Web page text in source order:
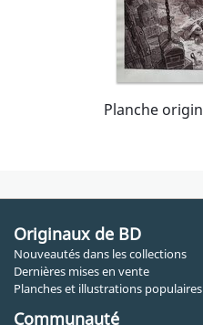
Originaux de BD
Nouveautés dans les collections
Dernières mises en vente
Planches et illustrations populaires
Communauté